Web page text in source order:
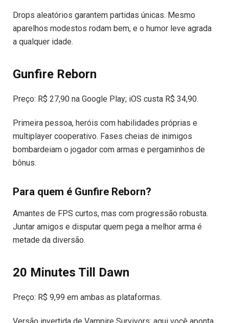
Drops aleatórios garantem partidas únicas. Mesmo
aparelhos modestos rodam bem, e o humor leve agrada
a qualquer idade.
Gunfire Reborn
Preço: R$ 27,90 na Google Play; iOS custa R$ 34,90.
Primeira pessoa, heróis com habilidades próprias e
multiplayer cooperativo. Fases cheias de inimigos
bombardeiam o jogador com armas e pergaminhos de
bônus.
Para quem é Gunfire Reborn?
Amantes de FPS curtos, mas com progressão robusta.
Juntar amigos e disputar quem pega a melhor arma é
metade da diversão.
20 Minutes Till Dawn
Preço: R$ 9,99 em ambas as plataformas.